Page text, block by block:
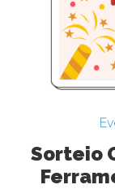
Sorteio